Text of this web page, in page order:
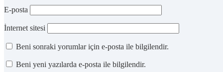
E-posta
İnternet sitesi
Beni sonraki yorumlar için e-posta ile bilgilendir.
Beni yeni yazılarda e-posta ile bilgilendir.